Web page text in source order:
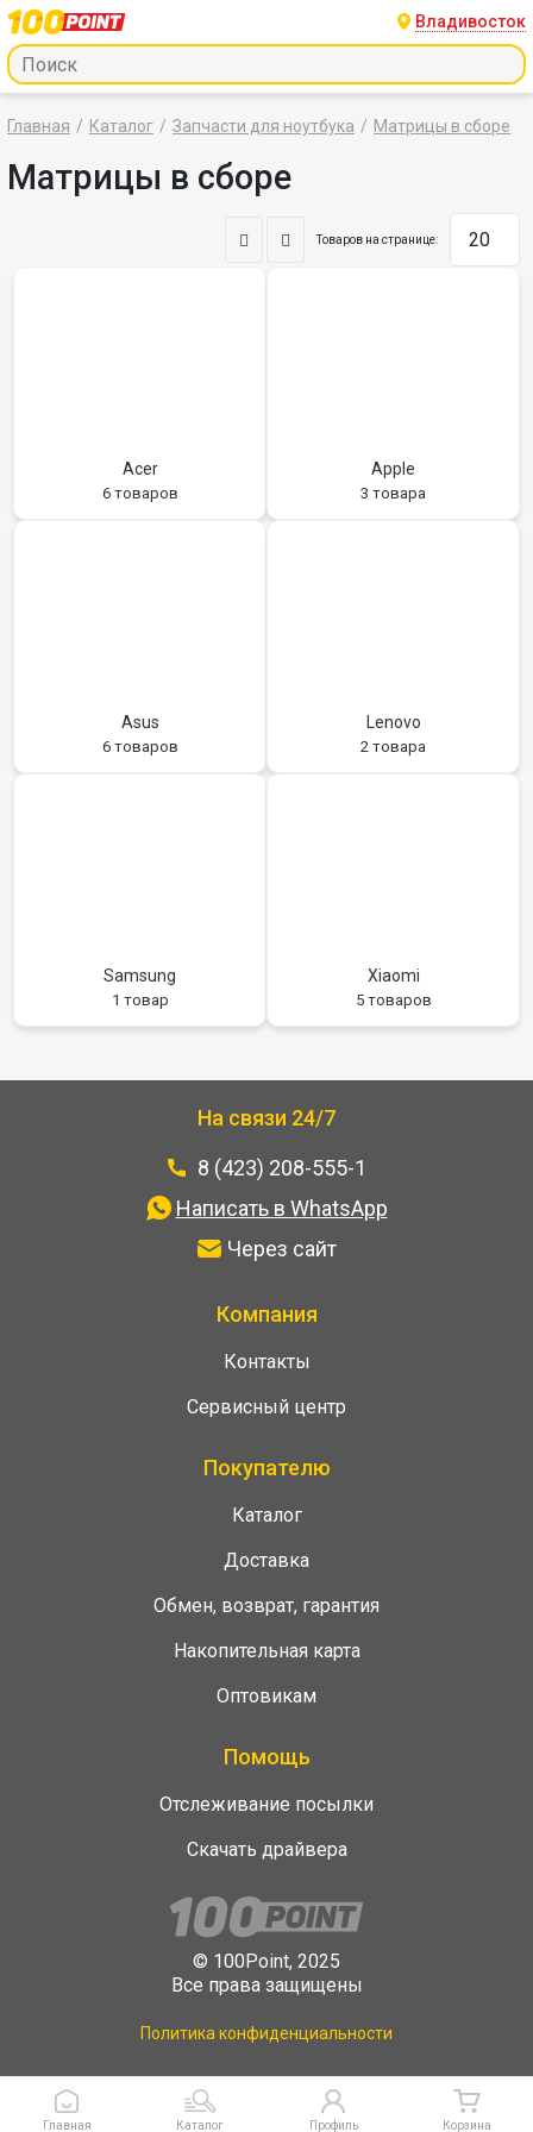
Владивосток
Главная Каталог Запчасти для ноутбука Матрицы в сборе
Матрицы в сборе
Товаров на странице:
Acer
6 товаров
Apple
3 товара
Asus
6 товаров
Lenovo
2 товара
Samsung
1 товар
Xiaomi
5 товаров
© 100Point, 2025
Все права защищены
Политика конфиденциальности
Компания
Контакты
Сервисный центр
Покупателю
Каталог
Доставка
Обмен, возврат, гарантия
Накопительная карта
Оптовикам
Помощь
Отслеживание посылки
Скачать драйвера
На связи 24/7
8 (423) 208-555-1
Написать в WhatsApp
Через сайт
Главная Каталог Профиль Корзина